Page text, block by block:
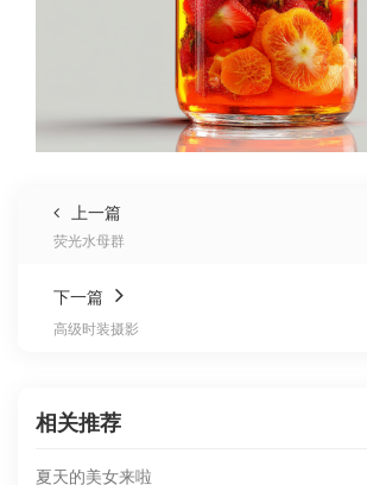
上一篇
荧光水母群
下一篇
高级时装摄影
相关推荐
夏天的美女来啦